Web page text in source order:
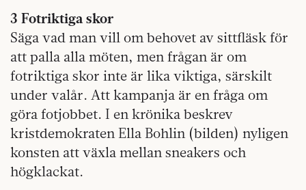
3 Fotriktiga skor
Säga vad man vill om behovet av sittfläsk för
att palla alla möten, men frågan är om
fotriktiga skor inte är lika viktiga, särskilt
under valår. Att kampanja är en fråga om
göra fotjobbet. I en krönika beskrev
kristdemokraten Ella Bohlin (bilden) nyligen
konsten att växla mellan sneakers och
högklackat.